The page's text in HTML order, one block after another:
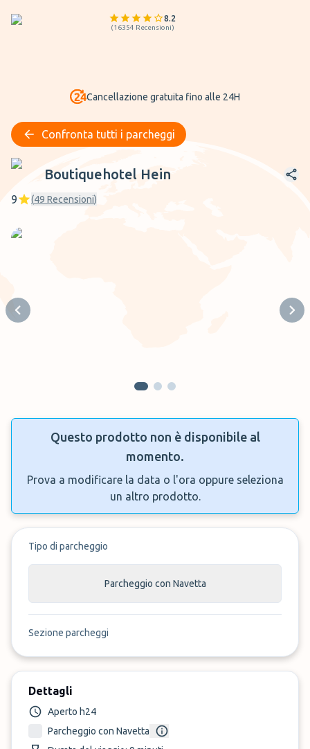
8.2
(16354 Recensioni)
Cancellazione gratuita fino alle 24H
Confronta tutti i parcheggi
Boutiquehotel Hein
Boutiquehotel Hein
9 (49 Recensioni)
Previous slide
Questo prodotto non è disponibile al
momento.
Prova a modificare la data o l'ora oppure seleziona
un altro prodotto.
Tipo di parcheggio
Parcheggio con Navetta
Sezione parcheggi
Dettagli
Aperto h24
Parcheggio con Navetta